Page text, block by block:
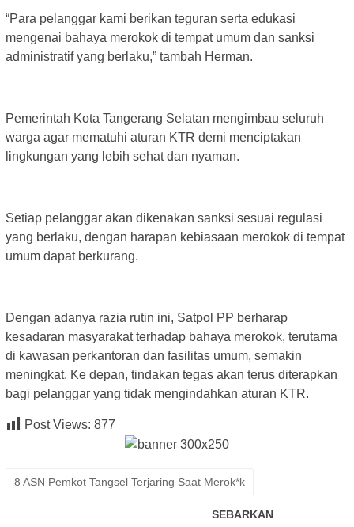
“Para pelanggar kami berikan teguran serta edukasi
mengenai bahaya merokok di tempat umum dan sanksi
administratif yang berlaku,” tambah Herman.
Pemerintah Kota Tangerang Selatan mengimbau seluruh
warga agar mematuhi aturan KTR demi menciptakan
lingkungan yang lebih sehat dan nyaman.
Setiap pelanggar akan dikenakan sanksi sesuai regulasi
yang berlaku, dengan harapan kebiasaan merokok di tempat
umum dapat berkurang.
Dengan adanya razia rutin ini, Satpol PP berharap
kesadaran masyarakat terhadap bahaya merokok, terutama
di kawasan perkantoran dan fasilitas umum, semakin
meningkat. Ke depan, tindakan tegas akan terus diterapkan
bagi pelanggar yang tidak mengindahkan aturan KTR.
Post Views: 877
8 ASN Pemkot Tangsel Terjaring Saat Merok*k
SEBARKAN